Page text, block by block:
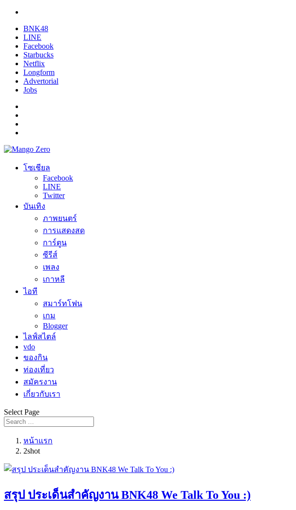
BNK48
LINE
Facebook
Starbucks
Netflix
Longform
Advertorial
Jobs
โซเชียล
Facebook
LINE
Twitter
บันเทิง
ภาพยนตร์
การแสดงสด
การ์ตูน
ซีรีส์
เพลง
เกาหลี
ไอที
สมาร์ทโฟน
เกม
Blogger
ไลฟ์สไตล์
vdo
ของกิน
ท่องเที่ยว
สมัครงาน
เกี่ยวกับเรา
Select Page
หน้าแรก
2shot
สรุป ประเด็นสำคัญงาน BNK48 We Talk To You :)